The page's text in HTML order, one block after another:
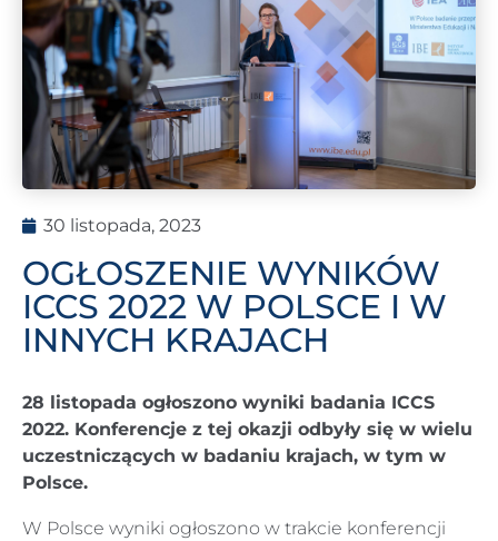
30 listopada, 2023
OGŁOSZENIE WYNIKÓW
ICCS 2022 W POLSCE I W
INNYCH KRAJACH
28 listopada ogłoszono wyniki badania ICCS
2022. Konferencje z tej okazji odbyły się w wielu
uczestniczących w badaniu krajach, w tym w
Polsce.
W Polsce wyniki ogłoszono w trakcie konferencji